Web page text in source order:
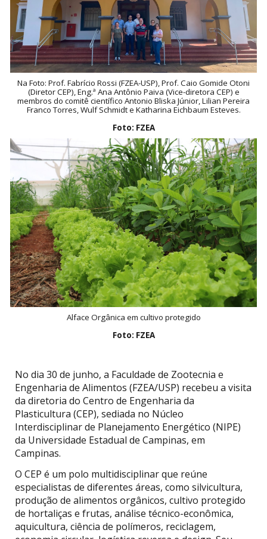
Na Foto: Prof. Fabrício Rossi (FZEA-USP), Prof. Caio Gomide Otoni
(Diretor CEP), Eng.ª Ana Antônio Paiva (Vice-diretora CEP) e
membros do comitê científico Antonio Bliska Júnior, Lilian Pereira
Franco Torres, Wulf Schmidt e Katharina Eichbaum Esteves.
Foto: FZEA
Alface Orgânica em cultivo protegido
Foto: FZEA
No dia 30 de junho, a Faculdade de Zootecnia e
Engenharia de Alimentos (FZEA/USP) recebeu a visita
da diretoria do Centro de Engenharia da
Plasticultura (CEP), sediada no Núcleo
Interdisciplinar de Planejamento Energético (NIPE)
da Universidade Estadual de Campinas, em
Campinas.
O CEP é um polo multidisciplinar que reúne
especialistas de diferentes áreas, como silvicultura,
produção de alimentos orgânicos, cultivo protegido
de hortaliças e frutas, análise técnico-econômica,
aquicultura, ciência de polímeros, reciclagem,